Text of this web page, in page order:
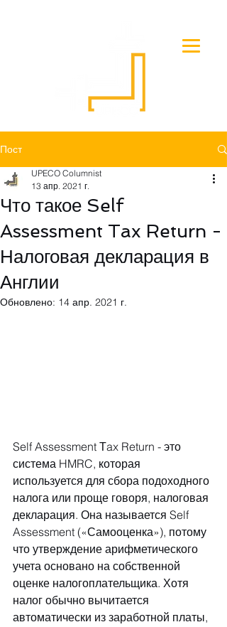
Пост
Что такое Self
Assessment Tax Return -
Налоговая декларация в
Англии
UPECO Columnist
13 апр. 2021 г.
Обновлено: 14 апр. 2021 г.
Self Assessment Τax Return - это
система HMRC, которая
используется для сбора подоходного
налога или проще говоря, налоговая
декларация. Она называется Self
Assessment («Самооценка»), потому
что утверждение арифметического
учета основано на собственной
оценке налогоплательщика. Хотя
налог обычно вычитается
автоматически из заработной платы,